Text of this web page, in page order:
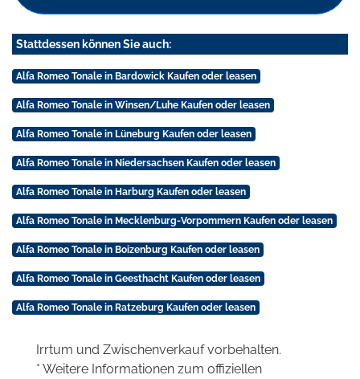
Stattdessen können Sie auch:
Alfa Romeo Tonale in Bardowick Kaufen oder leasen
Alfa Romeo Tonale in Winsen/Luhe Kaufen oder leasen
Alfa Romeo Tonale in Lüneburg Kaufen oder leasen
Alfa Romeo Tonale in Niedersachsen Kaufen oder leasen
Alfa Romeo Tonale in Harburg Kaufen oder leasen
Alfa Romeo Tonale in Mecklenburg-Vorpommern Kaufen oder leasen
Alfa Romeo Tonale in Boizenburg Kaufen oder leasen
Alfa Romeo Tonale in Geesthacht Kaufen oder leasen
Alfa Romeo Tonale in Ratzeburg Kaufen oder leasen
Irrtum und Zwischenverkauf vorbehalten.
* Weitere Informationen zum offiziellen